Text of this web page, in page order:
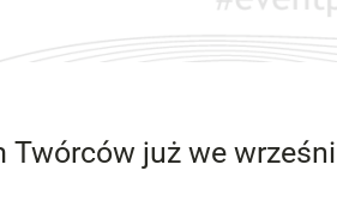
Twórców już we